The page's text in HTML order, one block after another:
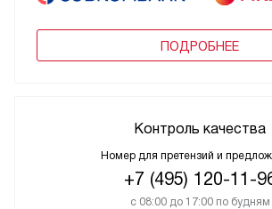
ПОДРОБНЕЕ
Контроль качества
Номер для претензий и
+7 (495) 120-11-
с 08:00 до 17:00 по будням